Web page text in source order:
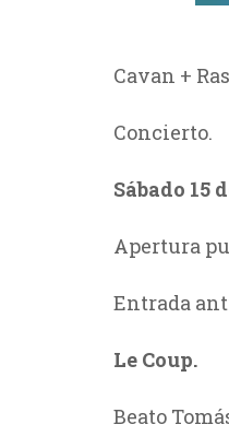
Cavan +
Concierto.
Sábado 15
Apertura
Entrada
Le Coup.
Beato